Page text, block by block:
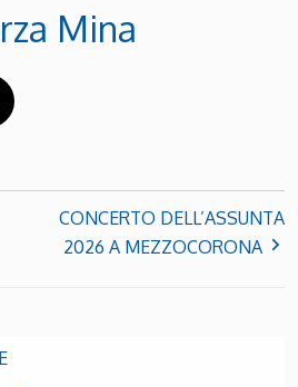
Google Calendar
Mina
CONCERTO DELL’ASSUNTA
2026 A MEZZOCORONA